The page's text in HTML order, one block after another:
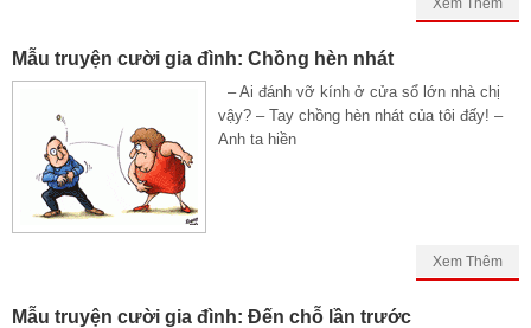
Xem Thêm
Mẫu truyện cười gia đình: Chồng hèn nhát
– Ai đánh vỡ kính ở cửa sổ lớn nhà chị
vậy? – Tay chồng hèn nhát của tôi đấy! –
Anh ta hiền
Xem Thêm
Mẫu truyện cười gia đình: Đến chỗ lần trước